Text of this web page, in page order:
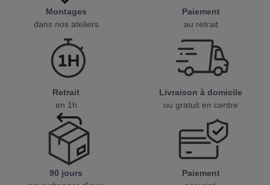
Montages
dans nos ateliers
Paiement
au retrait
Retrait
en 1h
Livraison à domicile
ou gratuit en centre
90 jours
Paiement